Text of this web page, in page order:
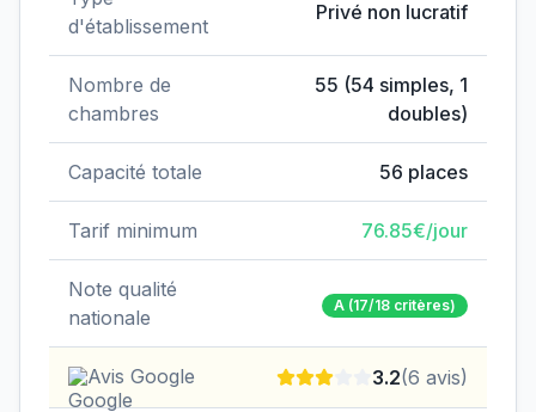
d'établissement
Privé non lucratif
Nombre de
chambres
55 (54 simples, 1
doubles)
Capacité totale 56 places
Tarif minimum 76.85€/jour
Note qualité
nationale
A (17/18 critères)
Avis Google 3.2(6 avis)